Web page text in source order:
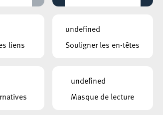
liens
undefined
Souligner les en-têtes
undefined
Masque de lecture